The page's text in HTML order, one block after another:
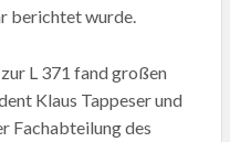
berichtet wurde.
L 371 fand großen
Klaus Tappeser und
Fachabteilung des